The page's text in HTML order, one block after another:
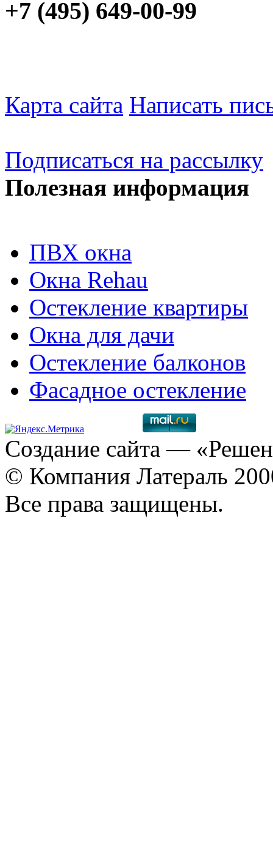
+7 (495) 649-00-99
Карта сайта Написать
Подписаться на рассылку
Полезная информация
ПВХ окна
Окна Rehau
Остекление квартиры
Окна для дачи
Остекление балконов
Фасадное остекление
Создание сайта —
© Компания Латераль
Все права защищены.